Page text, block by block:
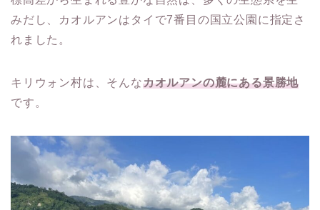
みだし、カオルアンはタイで7番目の国立公園に指定さ
れました。
キリウォン村は、そんなカオルアンの麓にある景勝地
です。